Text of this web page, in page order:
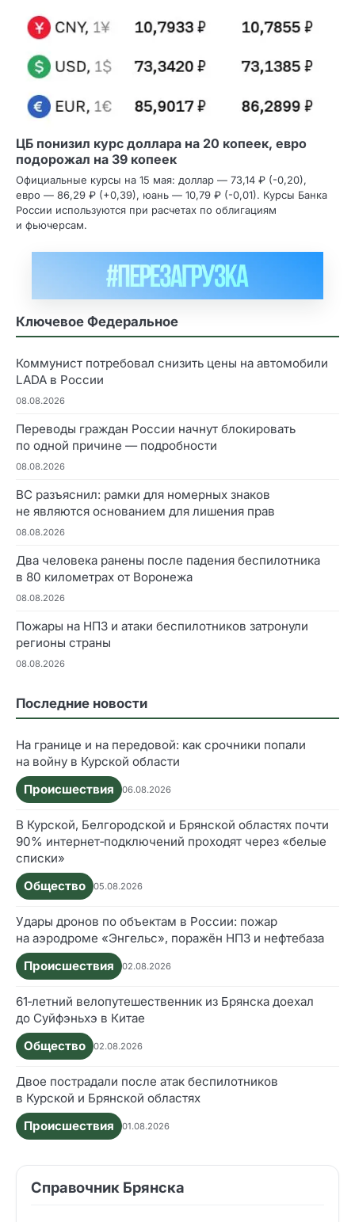
ЦБ понизил курс доллара на 20 копеек, евро
подорожал на 39 копеек
Официальные курсы на 15 мая: доллар — 73,14 ₽ (-0,20),
евро — 86,29 ₽ (+0,39), юань — 10,79 ₽ (-0,01). Курсы Банка
России используются при расчетах по облигациям
и фьючерсам.
Ключевое Федеральное
Коммунист потребовал снизить цены на автомобили
LADA в России
08.08.2026
Переводы граждан России начнут блокировать
по одной причине — подробности
08.08.2026
ВС разъяснил: рамки для номерных знаков
не являются основанием для лишения прав
08.08.2026
Два человека ранены после падения беспилотника
в 80 километрах от Воронежа
08.08.2026
Пожары на НПЗ и атаки беспилотников затронули
регионы страны
08.08.2026
Последние новости
На границе и на передовой: как срочники попали
на войну в Курской области
Происшествия
06.08.2026
В Курской, Белгородской и Брянской областях почти
90% интернет‑подключений проходят через «белые
списки»
Общество
05.08.2026
Удары дронов по объектам в России: пожар
на аэродроме «Энгельс», поражён НПЗ и нефтебаза
Происшествия
02.08.2026
61‑летний велопутешественник из Брянска доехал
до Суйфэньхэ в Китае
Общество
02.08.2026
Двое пострадали после атак беспилотников
в Курской и Брянской областях
Происшествия
01.08.2026
Справочник Брянска